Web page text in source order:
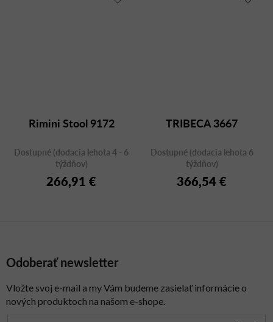
Rimini Stool 9172
Dostupné (dodacia lehota 4 - 6
týždňov)
266,91 €
TRIBECA 3667
Dostupné (dodacia lehota 6
týždňov)
366,54 €
Odoberať newsletter
Vložte svoj e-mail a my Vám budeme zasielať informácie o
nových produktoch na našom e-shope.